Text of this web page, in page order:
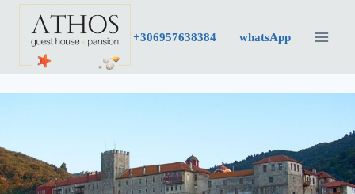
Перейти
вмісту
+306957638384 whatsApp